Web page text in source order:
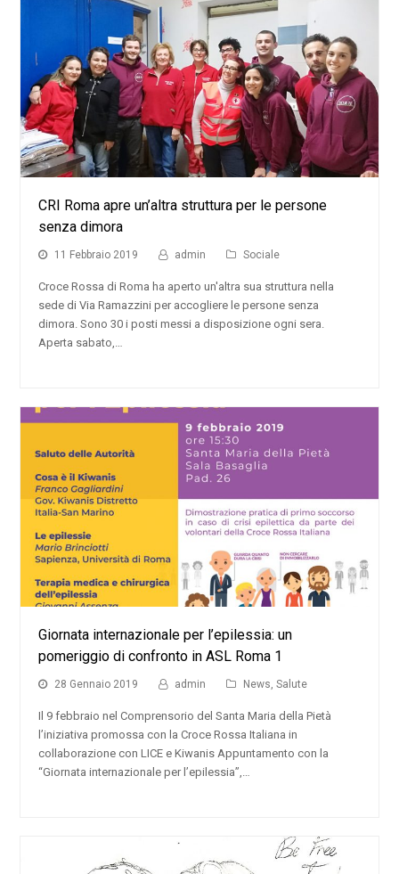
CRI Roma apre un’altra struttura per le persone
senza dimora
11 Febbraio 2019 admin Sociale
Croce Rossa di Roma ha aperto un'altra sua struttura nella
sede di Via Ramazzini per accogliere le persone senza
dimora. Sono 30 i posti messi a disposizione ogni sera.
Aperta sabato,…
Giornata internazionale per l’epilessia: un
pomeriggio di confronto in ASL Roma 1
28 Gennaio 2019 admin News, Salute
Il 9 febbraio nel Comprensorio del Santa Maria della Pietà
l’iniziativa promossa con la Croce Rossa Italiana in
collaborazione con LICE e Kiwanis Appuntamento con la
“Giornata internazionale per l’epilessia”,…